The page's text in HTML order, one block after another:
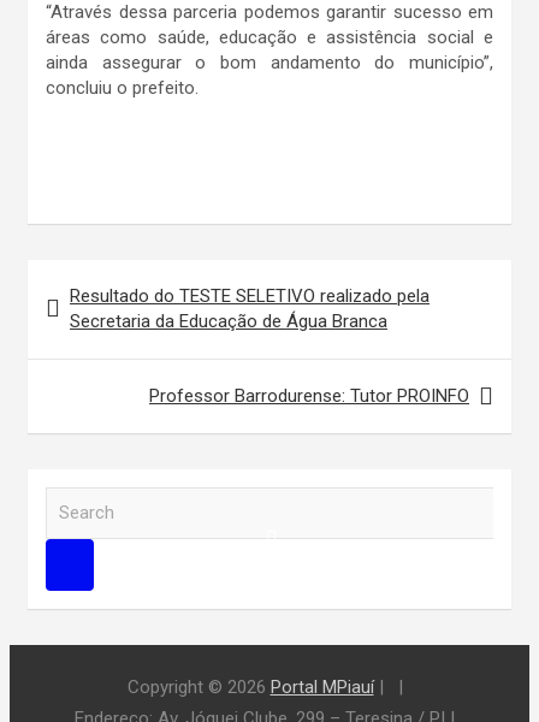
“Através dessa parceria podemos garantir sucesso em
áreas como saúde, educação e assistência social e
ainda assegurar o bom andamento do município”,
concluiu o prefeito.
de
Post
Resultado do TESTE SELETIVO realizado pela
Secretaria da Educação de Água Branca
Professor Barrodurense: Tutor PROINFO
a
Copyright © 2026 Portal MPiauí|